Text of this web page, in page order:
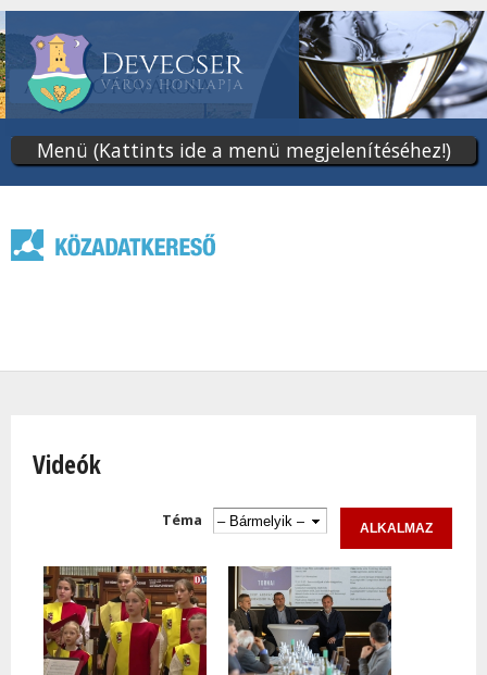
tartalomra
Menü (Kattints ide a menü megjelenítéséhez!)
Videók
Téma